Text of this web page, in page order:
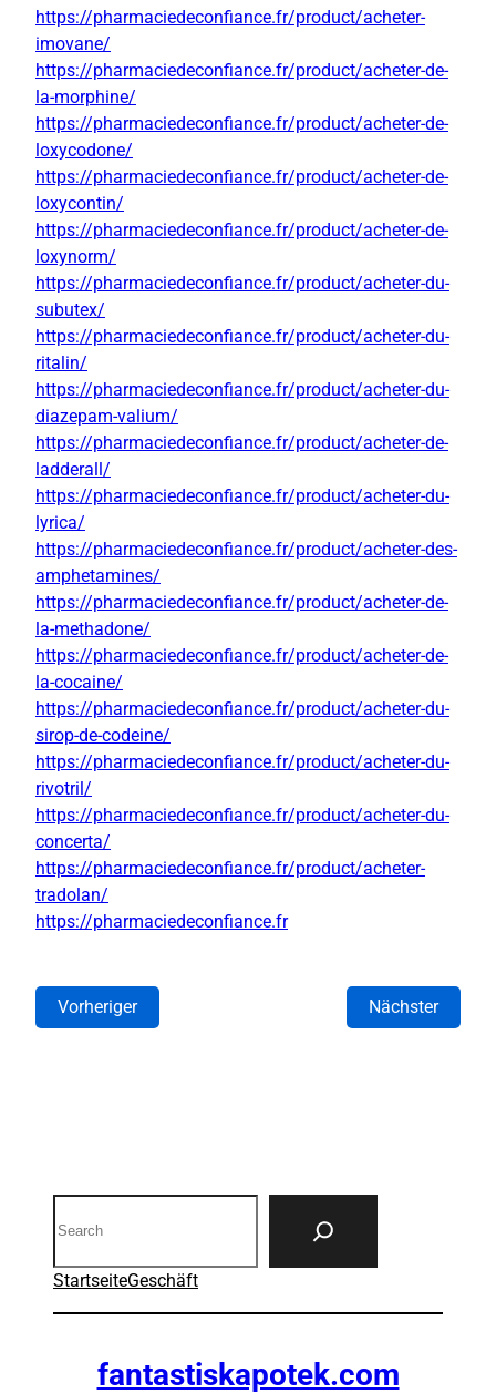
https://pharmaciedeconfiance.fr/product/acheter-
imovane/
https://pharmaciedeconfiance.fr/product/acheter-de-
la-morphine/
https://pharmaciedeconfiance.fr/product/acheter-de-
loxycodone/
https://pharmaciedeconfiance.fr/product/acheter-de-
loxycontin/
https://pharmaciedeconfiance.fr/product/acheter-de-
loxynorm/
https://pharmaciedeconfiance.fr/product/acheter-du-
subutex/
https://pharmaciedeconfiance.fr/product/acheter-du-
ritalin/
https://pharmaciedeconfiance.fr/product/acheter-du-
diazepam-valium/
https://pharmaciedeconfiance.fr/product/acheter-de-
ladderall/
https://pharmaciedeconfiance.fr/product/acheter-du-
lyrica/
https://pharmaciedeconfiance.fr/product/acheter-des-
amphetamines/
https://pharmaciedeconfiance.fr/product/acheter-de-
la-methadone/
https://pharmaciedeconfiance.fr/product/acheter-de-
la-cocaine/
https://pharmaciedeconfiance.fr/product/acheter-du-
sirop-de-codeine/
https://pharmaciedeconfiance.fr/product/acheter-du-
rivotril/
https://pharmaciedeconfiance.fr/product/acheter-du-
concerta/
https://pharmaciedeconfiance.fr/product/acheter-
tradolan/
https://pharmaciedeconfiance.fr
Vorheriger Nächster
StartseiteGeschäft
fantastiskapotek.com